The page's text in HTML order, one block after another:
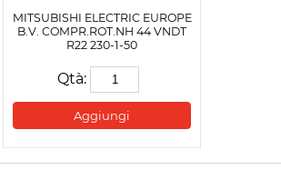
MITSUBISHI ELECTRIC EUROPE
B.V. COMPR.ROT.NH 44 VNDT
R22 230-1-50
Qtà:
Aggiungi